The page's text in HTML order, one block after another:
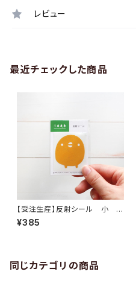
レビュー
最近チェックした商品
【受注生産】反射シール 小 ひ
よこさん
¥385
同じカテゴリの商品